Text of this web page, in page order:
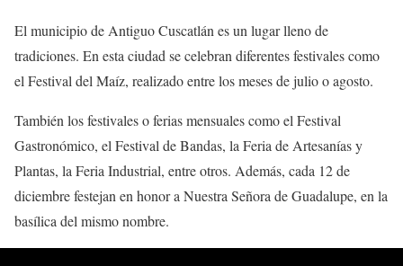
El municipio de Antiguo Cuscatlán es un lugar lleno de
tradiciones. En esta ciudad se celebran diferentes festivales como
el Festival del Maíz, realizado entre los meses de julio o agosto.
También los festivales o ferias mensuales como el Festival
Gastronómico, el Festival de Bandas, la Feria de Artesanías y
Plantas, la Feria Industrial, entre otros. Además, cada 12 de
diciembre festejan en honor a Nuestra Señora de Guadalupe, en la
basílica del mismo nombre.